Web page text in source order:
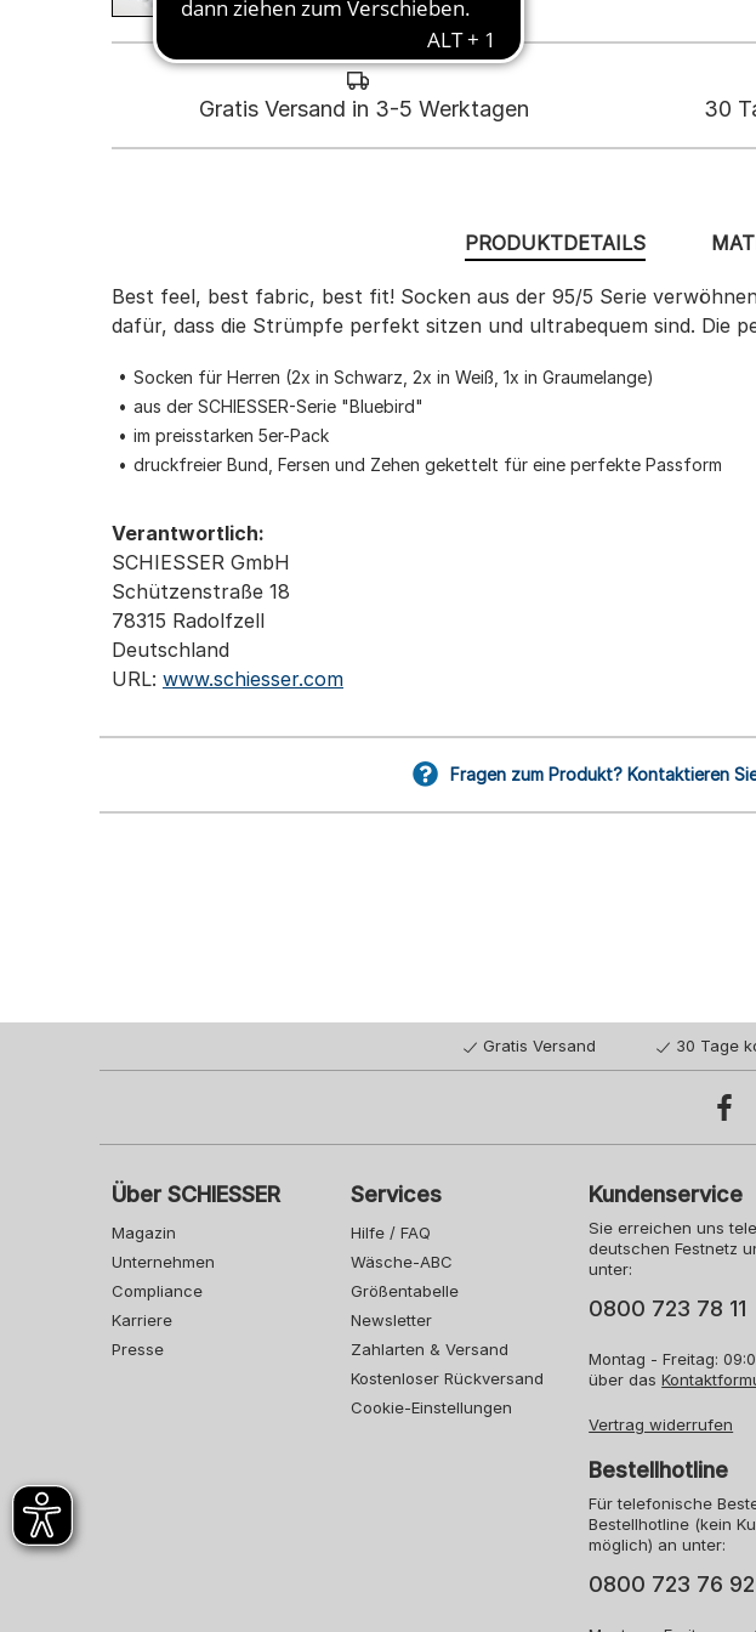
Gratis Versand in 3-5 Werktagen 30
PRODUKTDETAILS
Best feel, best fabric, best fit! Socken aus der 95/5 Serie
dafür, dass die Strümpfe perfekt sitzen und ultrabequem sind. Die
Socken für Herren (2x in Schwarz, 2x in Weiß, 1x in Graumelange)
aus der SCHIESSER-Serie "Bluebird"
im preisstarken 5er-Pack
druckfreier Bund, Fersen und Zehen gekettelt für eine perfekte Passform
Verantwortlich:
SCHIESSER GmbH
Schützenstraße 18
78315 Radolfzell
Deutschland
URL: www.schiesser.com
Fragen zum Produkt? Kontaktieren
Gratis Versand 30 Tage
Über SCHIESSER
Magazin
Unternehmen
Compliance
Karriere
Presse
Services
Hilfe / FAQ
Wäsche-ABC
Größentabelle
Newsletter
Zahlarten & Versand
Kostenloser Rückversand
Cookie-Einstellungen
Kundenservice
Sie erreichen uns
deutschen Festnetz
unter:
0800 723 78 11
Montag - Freitag:
über das
Vertrag widerrufen
Bestellhotline
Für telefonische
Bestellhotline (kein
möglich) an unter:
0800 723 76 92